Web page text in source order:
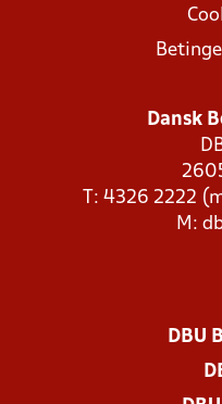
Dansk
T: 4326 2222
M:
DBU